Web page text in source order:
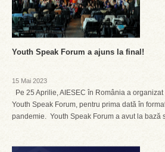
Youth Speak Forum a ajuns la final!
15 Mai 2023
Pe 25 Aprilie, AIESEC în România a
Youth Speak Forum, pentru prima dată în
pandemie. Youth Speak Forum a avut la bază